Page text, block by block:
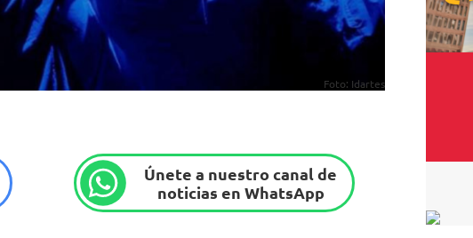
Foto: Idartes
Únete a nuestro canal de
noticias en WhatsApp